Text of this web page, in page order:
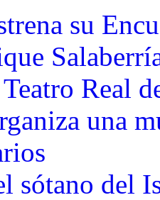
su
Real
una
sótano del